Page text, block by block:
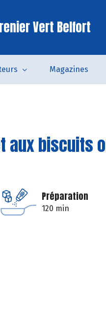
Vert Belfort
Magazines
aux biscuits
Préparation
120 min